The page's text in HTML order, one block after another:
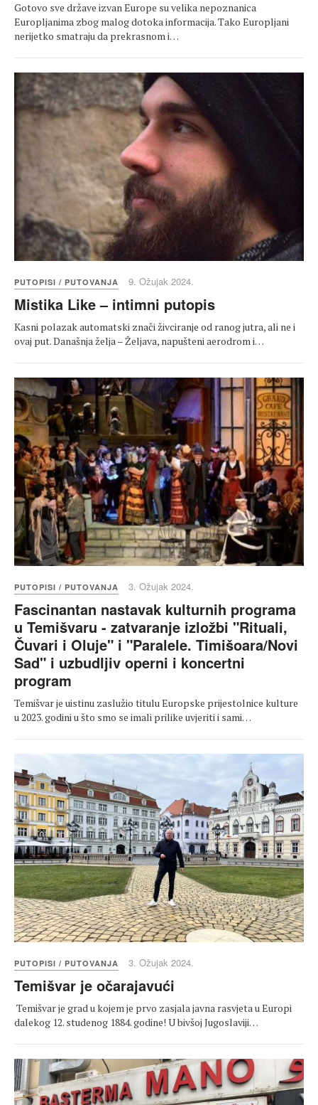
Gotovo sve države izvan Europe su velika nepoznanica
Europljanima zbog malog dotoka informacija. Tako Europljani
nerijetko smatraju da prekrasnom i…
PUTOPISI / PUTOVANJA 9. Ožujak 2024.
Mistika Like – intimni putopis
Kasni polazak automatski znači živciranje od ranog jutra, ali ne i
ovaj put. Današnja želja – Željava, napušteni aerodrom i…
PUTOPISI / PUTOVANJA 3. Ožujak 2024.
Fascinantan nastavak kulturnih programa
u Temišvaru - zatvaranje izložbi "Rituali,
Čuvari i Oluje" i "Paralele. Timišoara/Novi
Sad" i uzbudljiv operni i koncertni
program
Temišvar je uistinu zaslužio titulu Europske prijestolnice kulture
u 2023. godini u što smo se imali prilike uvjeriti i sami…
PUTOPISI / PUTOVANJA 3. Ožujak 2024.
Temišvar je očarajavući
Temišvar je grad u kojem je prvo zasjala javna rasvjeta u Europi
dalekog 12. studenog 1884. godine! U bivšoj Jugoslaviji…